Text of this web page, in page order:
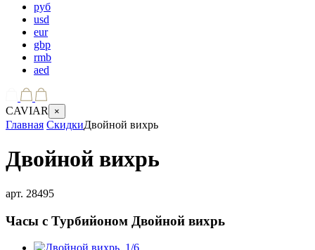
руб
usd
eur
gbp
rmb
aed
CAVIAR ×
Главная СкидкиДвойной вихрь
Двойной вихрь
арт. 28495
Часы с Турбийоном Двойной вихрь